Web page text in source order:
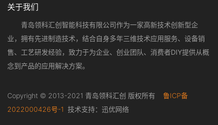
关于我们
青岛领科汇创智能科技有限公司作为一家高新技术创新型企
业，拥有先进制造技术，结合自身多年三维技术应用服务、设备销
售、工艺研发经验，致力于为企业、创业团队、消费者DIY提供从概
念到产品的应用解决方案。
Copyright © 2013-2021 青岛领科汇创 版权所有 鲁ICP备
2022000426号-1 技术支持： 迅优网络